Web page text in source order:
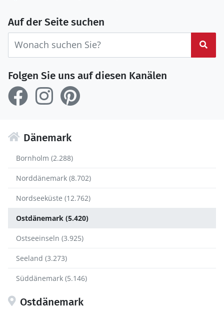
Auf der Seite suchen
Folgen Sie uns auf diesen Kanälen
Dänemark
Bornholm (2.288)
Norddänemark (8.702)
Nordseeküste (12.762)
Ostdänemark (5.420)
Ostseeinseln (3.925)
Seeland (3.273)
Süddänemark (5.146)
Ostdänemark